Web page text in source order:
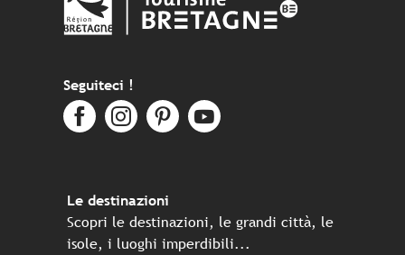
Seguiteci !
Le destinazioni
Scopri le destinazioni, le grandi città, le
isole, i luoghi imperdibili...